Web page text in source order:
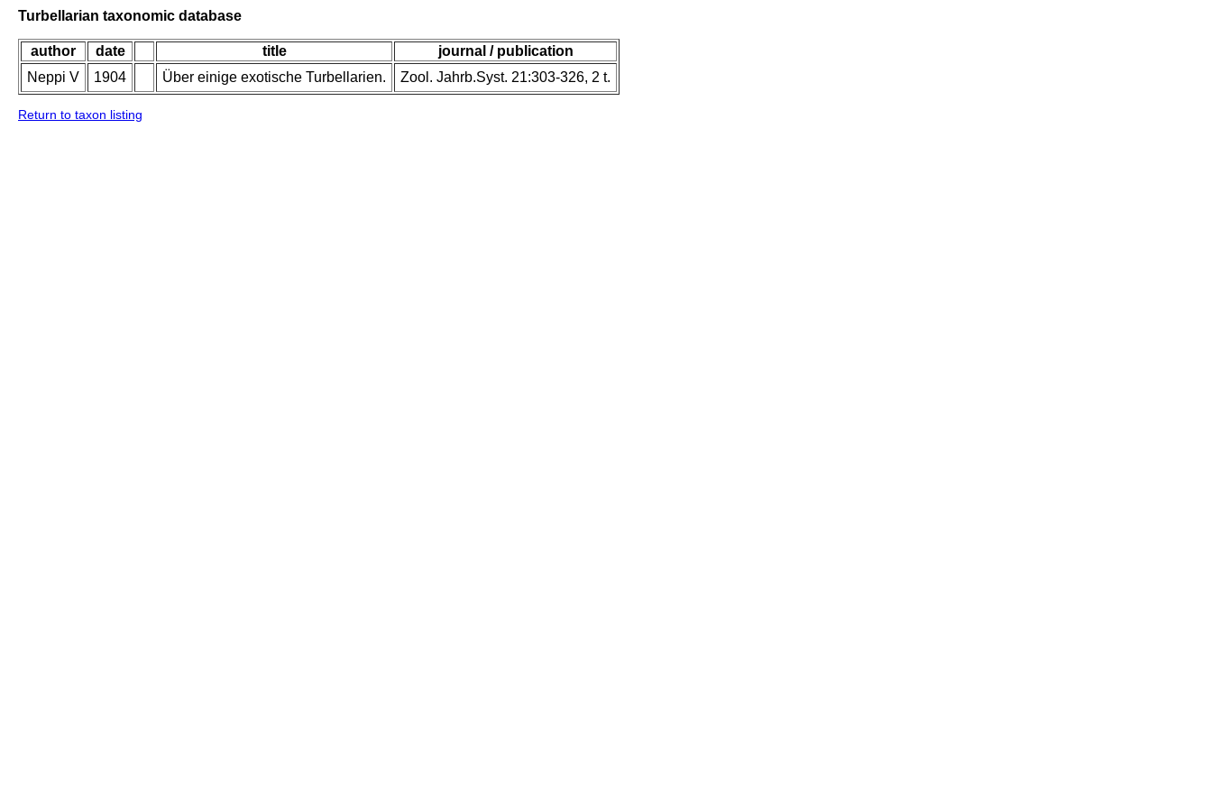
Turbellarian taxonomic database
author date title
journal / publication
Neppi V
1904 Über einige exotische Turbellarien. Zool. Jahrb.Syst. 21:303-326, 2 t.
Return to taxon listing